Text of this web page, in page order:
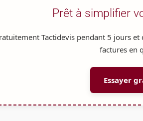
Prêt à simplifier
Tactidevis pendant 5 jours et
factures en
Essayer